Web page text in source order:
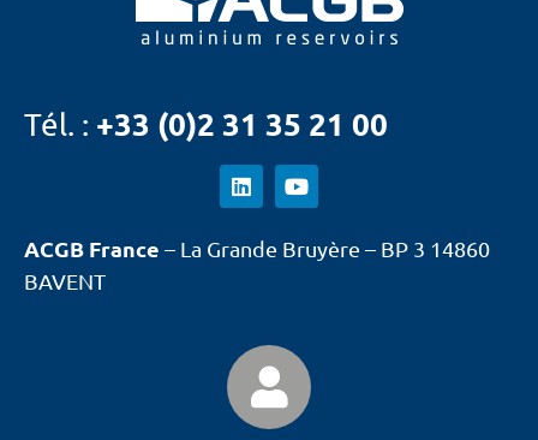
Tél. : +33 (0)2 31 35 21 00
ACGB France – La Grande Bruyère – BP 3 14860
BAVENT